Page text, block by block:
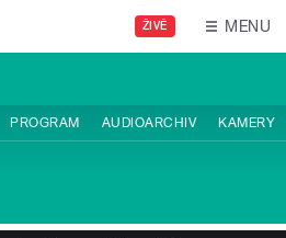
ŽIVĚ MENU
PROGRAM AUDIOARCHIV KAMERY